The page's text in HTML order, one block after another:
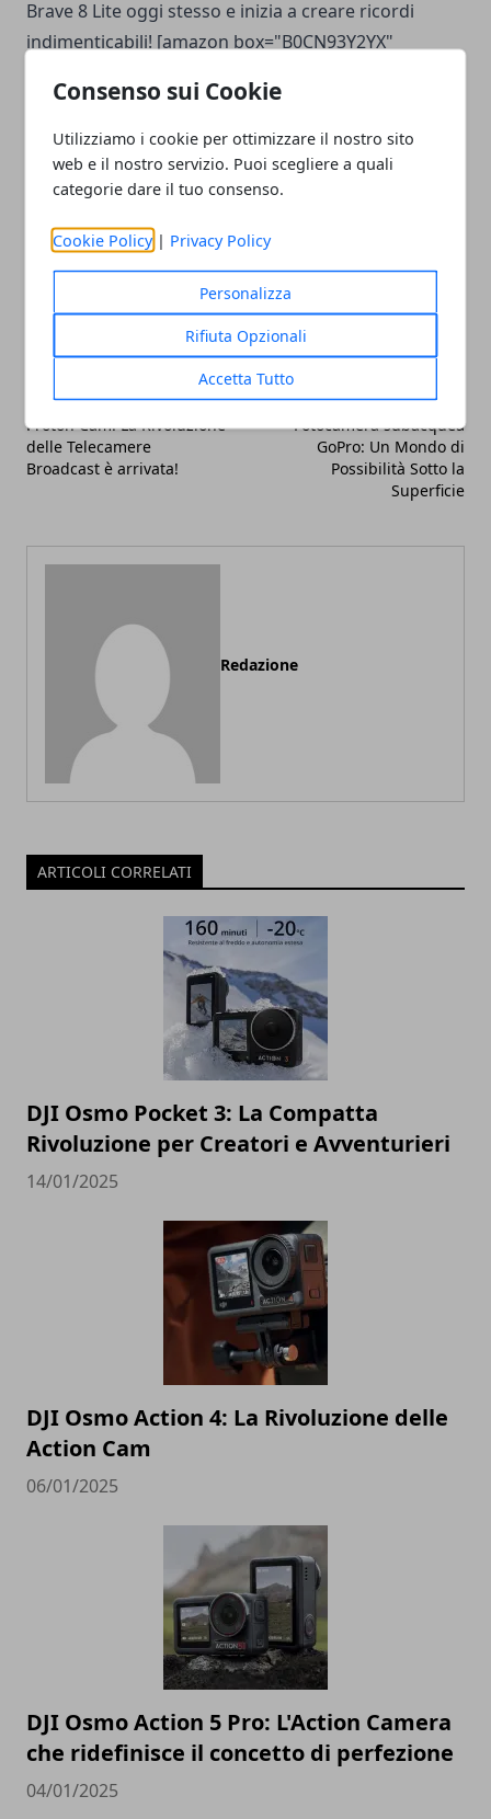
Consenso sui Cookie
Utilizziamo i cookie per ottimizzare il nostro sito
web e il nostro servizio. Puoi scegliere a quali
categorie dare il tuo consenso.
Cookie Policy | Privacy Policy
Personalizza
Rifiuta Opzionali
Accetta Tutto
Brave 8 Lite oggi stesso e inizia a creare ricordi
indimenticabili! [amazon box="B0CN93Y2YX"
stesso brandAkaso Brave visita questa pagina
prodotti con recensioni.
Facebook
TwitterWhatsapp
Articolo Precedente
Proton Cam: La Rivoluzione
delle Telecamere
Broadcast è arrivata!
Articolo Successivo
Fotocamera subacquea
GoPro: Un Mondo di
Possibilità Sotto la
Superficie
Redazione
ARTICOLI CORRELATI
DJI Osmo Pocket 3: La Compatta
Rivoluzione per Creatori e Avventurieri
14/01/2025
DJI Osmo Action 4: La Rivoluzione delle
Action Cam
06/01/2025
DJI Osmo Action 5 Pro: L'Action Camera
che ridefinisce il concetto di perfezione
04/01/2025